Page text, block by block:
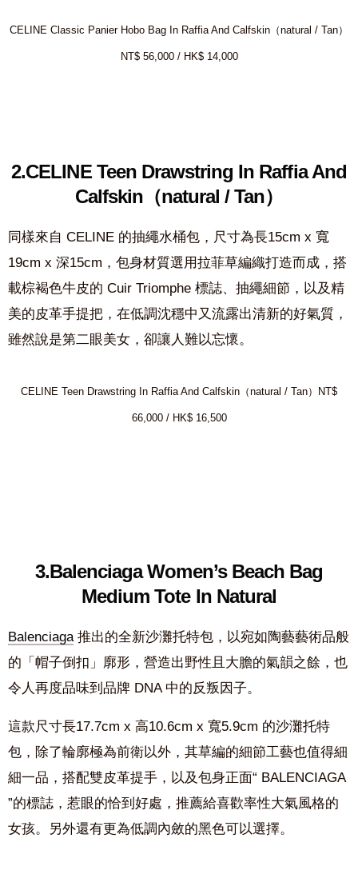
CELINE Classic Panier Hobo Bag In Raffia And Calfskin（natural / Tan）
NT$ 56,000 / HK$ 14,000
2.CELINE Teen Drawstring In Raffia And
Calfskin（natural / Tan）
同樣來自 CELINE 的抽繩水桶包，尺寸為長15cm x 寬
19cm x 深15cm，包身材質選用拉菲草編織打造而成，搭
載棕褐色牛皮的 Cuir Triomphe 標誌、抽繩細節，以及精
美的皮革手提把，在低調沈穩中又流露出清新的好氣質，
雖然說是第二眼美女，卻讓人難以忘懷。
CELINE Teen Drawstring In Raffia And Calfskin（natural / Tan）NT$
66,000 / HK$ 16,500
3.Balenciaga Women’s Beach Bag
Medium Tote In Natural
Balenciaga推出的全新沙灘托特包，以宛如陶藝藝術品般
的「帽子倒扣」廓形，營造出野性且大膽的氣韻之餘，也
令人再度品味到品牌 DNA 中的反叛因子。
這款尺寸長17.7cm x 高10.6cm x 寬5.9cm 的沙灘托特
包，除了輪廓極為前衛以外，其草編的細節工藝也值得細
細一品，搭配雙皮革提手，以及包身正面“ BALENCIAGA
”的標誌，惹眼的恰到好處，推薦給喜歡率性大氣風格的
女孩。另外還有更為低調內斂的黑色可以選擇。